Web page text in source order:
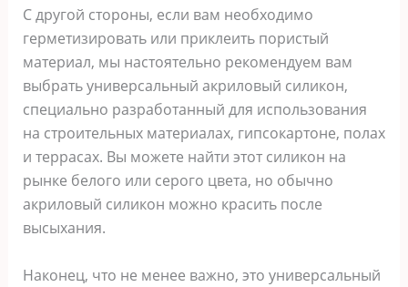
С другой стороны, если вам необходимо
герметизировать или приклеить пористый
материал, мы настоятельно рекомендуем вам
выбрать универсальный акриловый силикон,
специально разработанный для использования
на строительных материалах, гипсокартоне, полах
и террасах. Вы можете найти этот силикон на
рынке белого или серого цвета, но обычно
акриловый силикон можно красить после
высыхания.
Наконец, что не менее важно, это универсальный